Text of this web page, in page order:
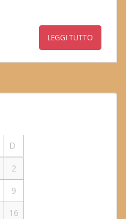
LEGGI TUTTO
D
2
9
16